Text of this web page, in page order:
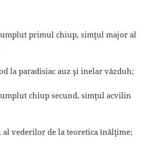
umplut primul chiup, simţul major al
la paradisiac auz şi inelar văzduh;
chiup secund, simţul acvilin
al vederilor de la teoretica înălţime;